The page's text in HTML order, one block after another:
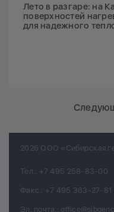
Лето в разгаре: на
поверхностей
для надежного
2026 ООО «Сибирская
Тел.: +7 495 258-83-00
Факс.: +7 495 363-27-81
Эл. почта.: